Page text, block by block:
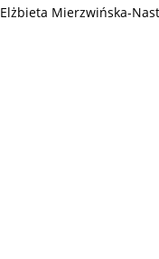
Elżbieta Mierzwińska-